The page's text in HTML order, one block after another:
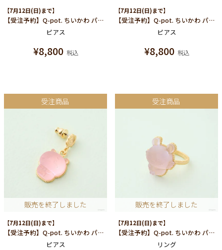
【7月12日(日)まで】
【受注予約】Q-pot. ちいかわ パートドゥフリュイ ピアス (うさぎ)/片耳売り
ピアス
¥8,800 税込
【7月12日(日)まで】
【受注予約】Q-pot. ちいかわ パートドゥフリュイ ピアス (ハチワレ)/片耳売り
ピアス
¥8,800 税込
受注商品
販売を終了しました
【7月12日(日)まで】
【受注予約】Q-pot. ちいかわ パートドゥフリュイ ピアス (ちいかわ)/片耳売り
ピアス
受注商品
販売を終了しました
【7月12日(日)まで】
【受注予約】Q-pot. ちいかわ パートドゥフリュイ リング(モモンガ)
リング